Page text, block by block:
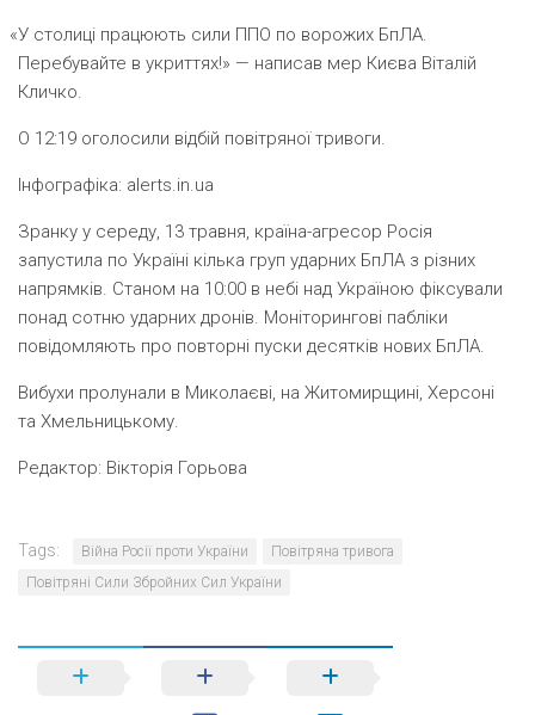
«У столиці працюють сили ППО по ворожих БпЛА.
Перебувайте в укриттях!» — написав мер Києва Віталій
Кличко.
О 12:19 оголосили відбій повітряної тривоги.
Інфографіка: alerts.in.ua
Зранку у середу, 13 травня, країна-агресор Росія
запустила по Україні кілька груп ударних БпЛА з різних
напрямків. Станом на 10:00 в небі над Україною фіксували
понад сотню ударних дронів. Моніторингові пабліки
повідомляють про повторні пуски десятків нових БпЛА.
Вибухи пролунали в Миколаєві, на Житомирщині, Херсоні
та Хмельницькому.
Редактор: Вікторія Горьова
Tags: Війна Росії проти України
Повітряна тривога
Повітряні Сили Збройних Сил України